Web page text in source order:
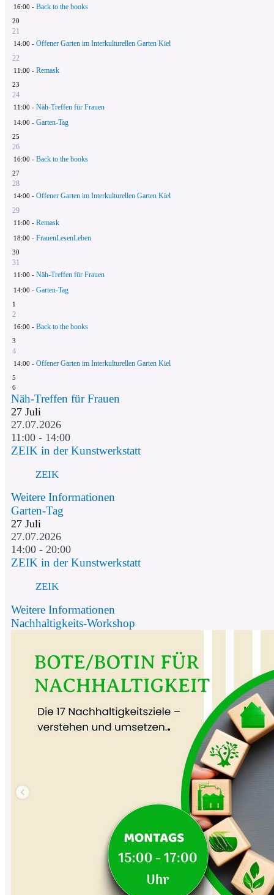
16:00 - Back to the books
20
21
14:00 - Offener Garten im Interkulturellen Garten Kiel
22
11:00 - Remask
23
24
11:00 - Näh-Treffen für Frauen
14:00 - Garten-Tag
25
26
16:00 - Back to the books
27
28
14:00 - Offener Garten im Interkulturellen Garten Kiel
29
11:00 - Remask
18:00 - FrauenLesenLeben
30
31
11:00 - Näh-Treffen für Frauen
14:00 - Garten-Tag
1
2
16:00 - Back to the books
3
4
14:00 - Offener Garten im Interkulturellen Garten Kiel
5
6
Näh-Treffen für Frauen
27 Juli
27.07.2026
11:00 - 14:00
ZEIK in der Kunstwerkstatt
ZEIK
Weitere Informationen
Garten-Tag
27 Juli
27.07.2026
14:00 - 20:00
ZEIK in der Kunstwerkstatt
ZEIK
Weitere Informationen
Nachhaltigkeits-Workshop